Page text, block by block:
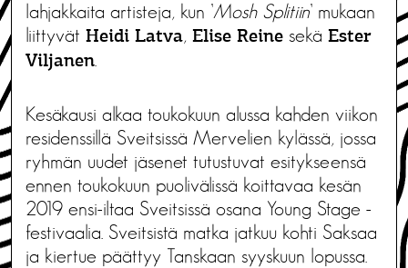
lahjakkaita artisteja, kun ’Mosh Splitiin’ mukaan
liittyvät Heidi Latva, Elise Reine sekä Ester
Viljanen
Kesäkausi alkaa toukokuun alussa kahden viikon
residenssillä Sveitsissä Mervelien kylässä, jossa
ryhmän uudet jäsenet tutustuvat esitykseensä
ennen toukokuun puolivälissä koittavaa kesän
2019 ensi-iltaa Sveitsissä osana Young Stage -
festivaalia. Sveitsistä matka jatkuu kohti Saksaa
ja kiertue päättyy Tanskaan syyskuun lopussa.